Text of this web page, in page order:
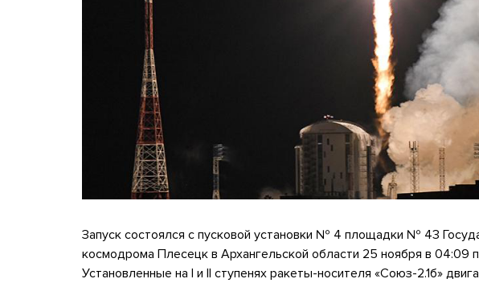
Запуск состоялся с пусковой установки № 4 площадки № 43
космодрома Плесецк в Архангельской области 25 ноября в 04:09
Установленные на I и II ступенях ракеты-носителя «Союз-2.1б»